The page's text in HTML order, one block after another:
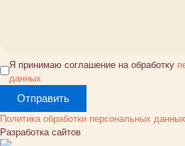
Я принимаю соглашение на обработку
данных
Политика обработки персональных данных
Разработка сайтов